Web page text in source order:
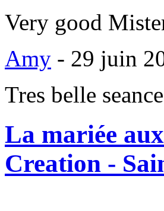
Very good
Amy - 29 juin
Tres belle
La mariée
Creation -